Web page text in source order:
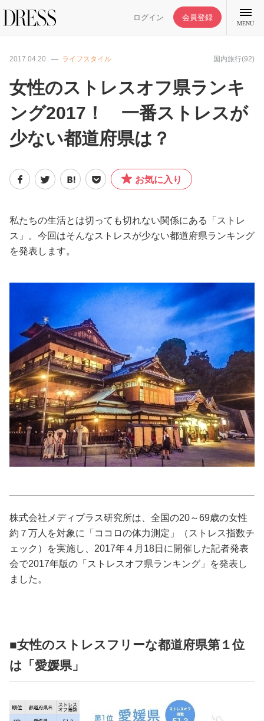
ログイン 会員登録
MENU
特集記事
DRESS部活
ライフスタイル
ファッション
恋愛/結婚/離婚
ワークスタイル
妊娠/出産/家族
ココロ/カラダ
グルメ
トラベル
カルチャー/エンタメ
占い
性と愛
2017.04.20 ライフスタイル 国内旅行(92)
女性のストレスオフ県ランキ
ング2017！ 一番ストレスが
少ない都道府県は？
お気に入り
私たちの生活とは切っても切れない関係にある「ストレ
ス」。今回はそんなストレスが少ない都道府県ランキング
を発表します。
株式会社メディプラス研究所は、全国の20～69歳の女性
約７万人を対象に「ココロの体力測定」（ストレス指数チ
ェック）を実施し、2017年４月18日に開催した記者発表
会で2017年版の「ストレスオフ県ランキング」を発表し
ました。
■女性のストレスフリーな都道府県第１位
は「愛媛県」